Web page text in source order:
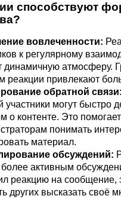
способствуют
вовлеченности:
к регулярному
динамичную атмосферу.
реакции привлекают
обратной связи:
участники могут быстро
о контенте. Это помогает
понимать
материал.
обсуждений:
более активным
реакцию на сообщение,
других высказать своё